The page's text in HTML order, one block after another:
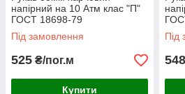
напірний на 10 Атм клас "П"
ГОСТ 18698-79
Під замовлення
525 ₴/пог.м
Купити
Під
548